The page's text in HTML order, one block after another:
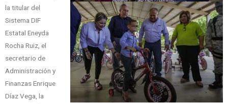
la titular del
Sistema DIF
Estatal Eneyda
Rocha Ruiz, el
secretario de
Administración y
Finanzas Enrique
Díaz Vega, la